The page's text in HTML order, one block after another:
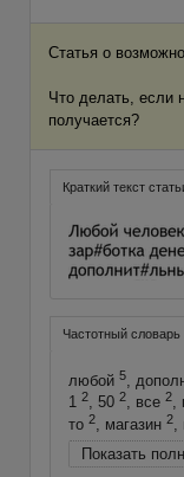
Статья о
Что делать, если
получается?
Краткий текст
Частотный словарь
любой 5,
1 2, 50 2, все 2,
то 2, магазин 2,
Показать